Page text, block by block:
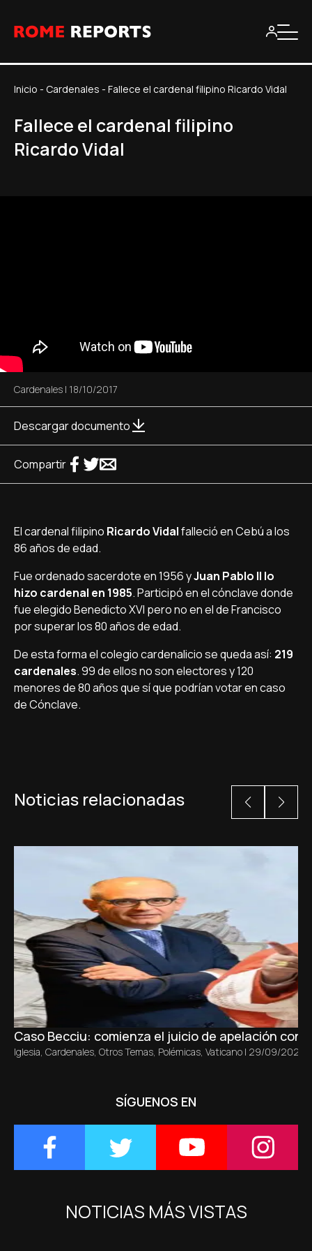
Inicio - Cardenales - Fallece el cardenal filipino Ricardo Vidal
Fallece el cardenal filipino
Ricardo Vidal
Cardenales | 18/10/2017
Descargar documento
Compartir
El cardenal filipino Ricardo Vidalfalleció en Cebú a los
86 años de edad.
Fue ordenado sacerdote en 1956 yJuan Pablo II lo
hizo cardenal en 1985. Participó en el cónclave donde
fue elegido Benedicto XVI pero no en el de Francisco
por superar los 80 años de edad.
De esta forma el colegio cardenalicio se queda así: 219
cardenales. 99 de ellos no son electores y 120
menores de 80 años que sí que podrían votar en caso
de Cónclave.
Noticias relacionadas
Caso Becciu: comienza el juicio de apelación con
Iglesia, Cardenales, Otros Temas, Polémicas, Vaticano | 29/09/2025
SÍGUENOS EN
NOTICIAS MÁS VISTAS